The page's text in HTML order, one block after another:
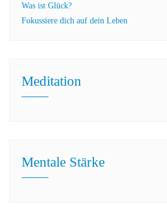
Was ist Glück?
Fokussiere dich auf dein Leben
Meditation
Mentale Stärke